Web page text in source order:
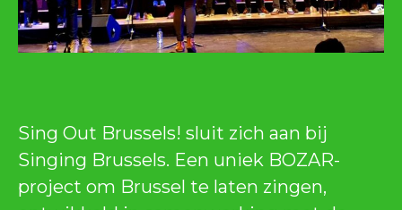
Sing Out Brussels! sluit zich aan bij
Singing Brussels. Een uniek BOZAR-
project om Brussel te laten zingen,